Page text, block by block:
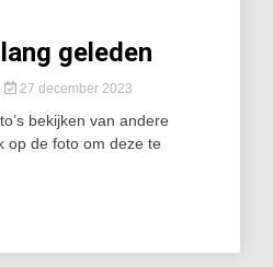
geleden
27 december 2023
bekijken van andere
op de foto om deze te